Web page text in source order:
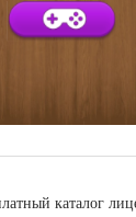
каталог